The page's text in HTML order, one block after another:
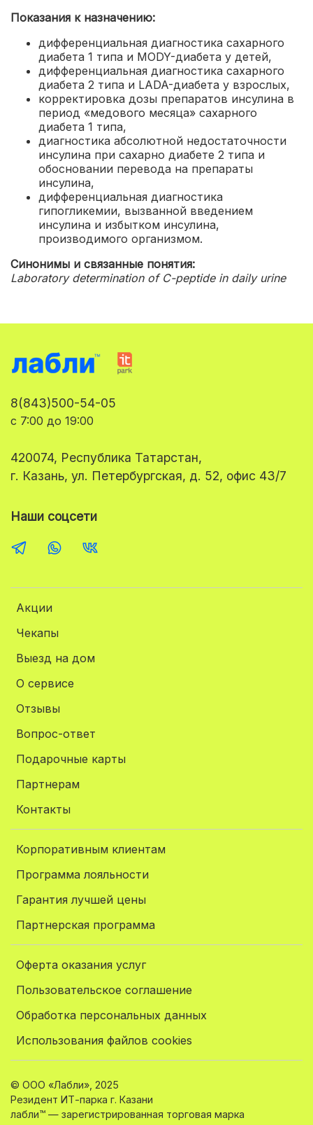
Показания к назначению:
дифференциальная диагностика сахарного
диабета 1 типа и MODY-диабета у детей,
дифференциальная диагностика сахарного
диабета 2 типа и LADA-диабета у взрослых,
корректировка дозы препаратов инсулина в
период «медового месяца» сахарного
диабета 1 типа,
диагностика абсолютной недостаточности
инсулина при сахарно диабете 2 типа и
обосновании перевода на препараты
инсулина,
дифференциальная диагностика
гипогликемии, вызванной введением
инсулина и избытком инсулина,
производимого организмом.
Синонимы и связанные понятия:
Laboratory determination of C-peptide in daily urine
Акции
Чекапы
Выезд на дом
О сервисе
Отзывы
Вопрос-ответ
Подарочные карты
Партнерам
Контакты
Корпоративным клиентам
Программа лояльности
Гарантия лучшей цены
Партнерская программа
Оферта оказания услуг
Пользовательское соглашение
Обработка персональных данных
Использования файлов cookies
8(843)500-54-05
с 7:00 до 19:00
420074, Республика Татарстан,
г. Казань, ул. Петербургская, д. 52, офис 43/7
Наши соцсети
© ООО «Лабли», 2025
Резидент ИТ-парка г. Казани
лабли™ — зарегистрированная торговая марка